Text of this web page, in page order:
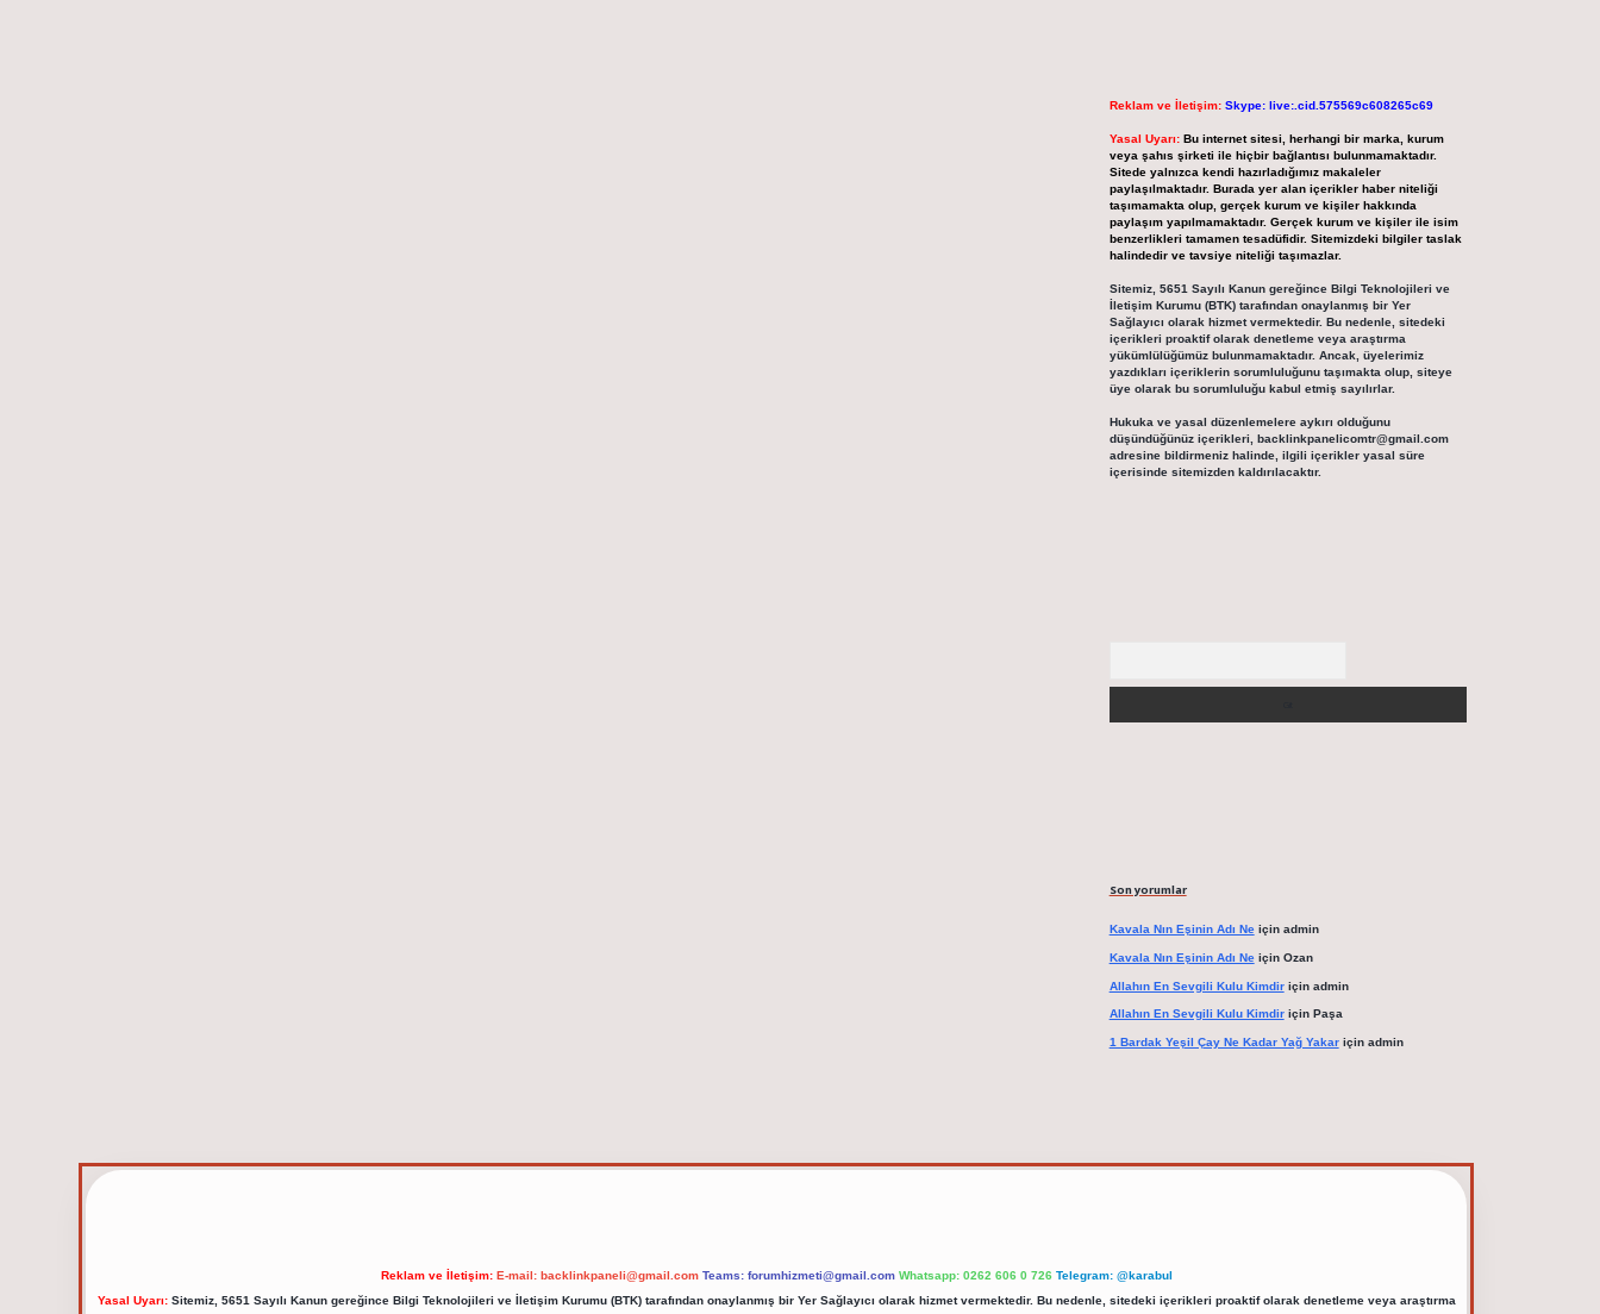
Reklam ve İletişim: Skype: live:.cid.575569c608265c69
Yasal Uyarı: Bu internet sitesi, herhangi bir marka, kurum
veya şahıs şirketi ile hiçbir bağlantısı bulunmamaktadır.
Sitede yalnızca kendi hazırladığımız makaleler
paylaşılmaktadır. Burada yer alan içerikler haber niteliği
taşımamakta olup, gerçek kurum ve kişiler hakkında
paylaşım yapılmamaktadır. Gerçek kurum ve kişiler ile isim
benzerlikleri tamamen tesadüfidir. Sitemizdeki bilgiler taslak
halindedir ve tavsiye niteliği taşımazlar.
Sitemiz, 5651 Sayılı Kanun gereğince Bilgi Teknolojileri ve
İletişim Kurumu (BTK) tarafından onaylanmış bir Yer
Sağlayıcı olarak hizmet vermektedir. Bu nedenle, sitedeki
içerikleri proaktif olarak denetleme veya araştırma
yükümlülüğümüz bulunmamaktadır. Ancak, üyelerimiz
yazdıkları içeriklerin sorumluluğunu taşımakta olup, siteye
üye olarak bu sorumluluğu kabul etmiş sayılırlar.
Hukuka ve yasal düzenlemelere aykırı olduğunu
düşündüğünüz içerikleri, backlinkpanelicomtr@gmail.com
adresine bildirmeniz halinde, ilgili içerikler yasal süre
içerisinde sitemizden kaldırılacaktır.
Son yorumlar
Kavala Nın Eşinin Adı Neiçin admin
Kavala Nın Eşinin Adı Neiçin Ozan
Allahın En Sevgili Kulu Kimdiriçin admin
Allahın En Sevgili Kulu Kimdiriçin Paşa
1 Bardak Yeşil Çay Ne Kadar Yağ Yakariçin admin
Reklam ve İletişim: E-mail: backlinkpaneli@gmail.com Teams: forumhizmeti@gmail.com Whatsapp: 0262 606 0 726 Telegram: @karabul
Yasal Uyarı:Sitemiz, 5651 Sayılı Kanun gereğince Bilgi Teknolojileri ve İletişim Kurumu (BTK) tarafından onaylanmış bir Yer Sağlayıcı olarak hizmet vermektedir. Bu nedenle, sitedeki içerikleri proaktif olarak denetleme veya araştırma